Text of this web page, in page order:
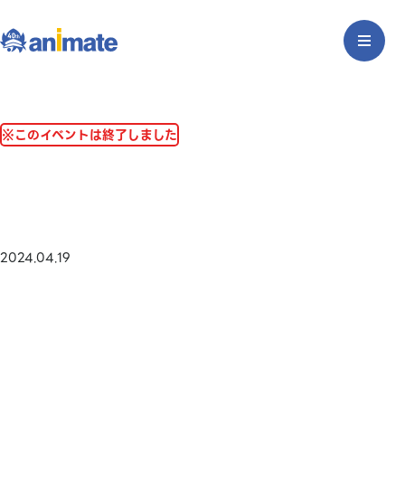
※このイベントは終了しました
2024.04.19